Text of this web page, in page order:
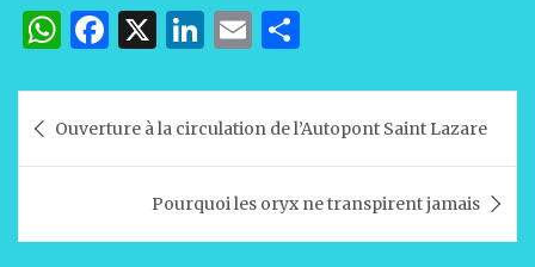
W
at
s
A
F
c
e
b
X
Li
k
e
dI
n
E
ai
l
ta
g
er
de Ouverture à la circulation de l’Autopont Saint Lazare
Pourquoi les oryx ne transpirent jamais